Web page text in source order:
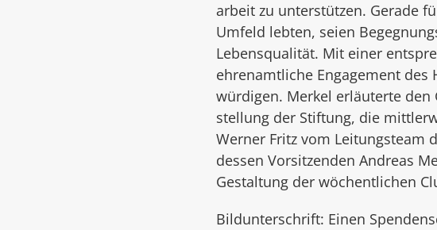
arbeit zu unterstützen. Gerade
Umfeld lebten, seien
Lebensqualität. Mit einer
ehrenamtliche Engagement
würdigen. Merkel er­läuterte
stellung der Stiftung, die
Werner Fritz vom Leitungsteam
dessen Vorsitzenden Andreas
Gestaltung der wöchentlichen
Bildunterschrift: Einen